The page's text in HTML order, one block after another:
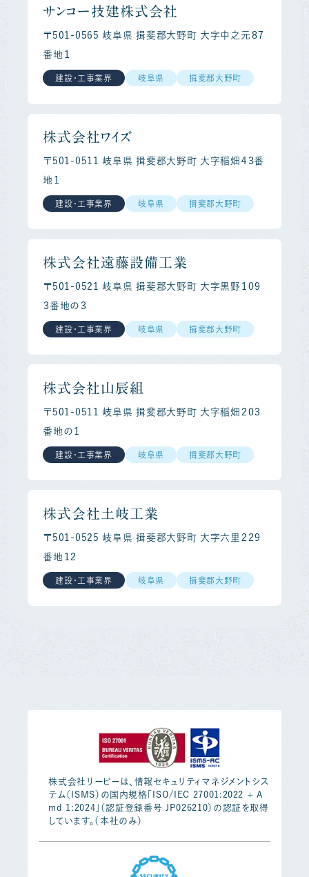
サンコー技建株式会社
〒501-0565 岐阜県 揖斐郡大野町 大字中之元８７
番地１
建設・工事業界 岐阜県 揖斐郡大野町
株式会社ワイズ
〒501-0511 岐阜県 揖斐郡大野町 大字稲畑４３番
地１
建設・工事業界 岐阜県 揖斐郡大野町
株式会社遠藤設備工業
〒501-0521 岐阜県 揖斐郡大野町 大字黒野１０９
３番地の３
建設・工事業界 岐阜県 揖斐郡大野町
株式会社山辰組
〒501-0511 岐阜県 揖斐郡大野町 大字稲畑２０３
番地の１
建設・工事業界 岐阜県 揖斐郡大野町
株式会社土岐工業
〒501-0525 岐阜県 揖斐郡大野町 大字六里２２９
番地１２
建設・工事業界 岐阜県 揖斐郡大野町
株式会社リーピーは、情報セキュリティマネジメントシス
テム（ISMS）の国内規格「ISO/IEC 27001:2022 + A
md 1:2024」（認証登録番号 JP026210）の認証を取得
しています。（本社のみ）